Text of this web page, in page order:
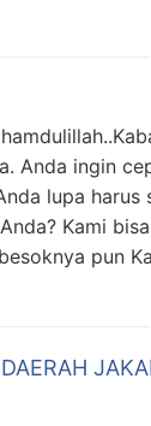
Anda ingin
lupa harus
Kami
pun